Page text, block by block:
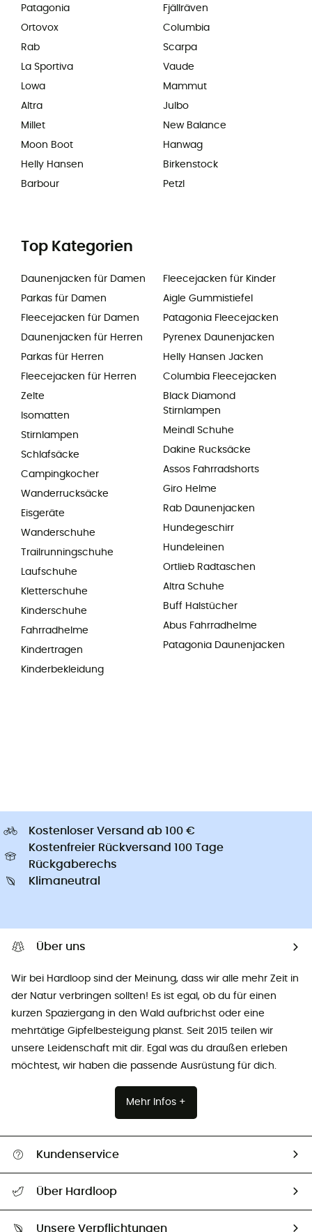
Patagonia
Ortovox
Rab
La Sportiva
Lowa
Altra
Millet
Moon Boot
Helly Hansen
Barbour
Fjällräven
Columbia
Scarpa
Vaude
Mammut
Julbo
New Balance
Hanwag
Birkenstock
Petzl
Top Kategorien
Daunenjacken für Damen
Parkas für Damen
Fleecejacken für Damen
Daunenjacken für Herren
Parkas für Herren
Fleecejacken für Herren
Zelte
Isomatten
Stirnlampen
Schlafsäcke
Campingkocher
Wanderrucksäcke
Eisgeräte
Wanderschuhe
Trailrunningschuhe
Laufschuhe
Kletterschuhe
Kinderschuhe
Fahrradhelme
Kindertragen
Kinderbekleidung
Fleecejacken für Kinder
Aigle Gummistiefel
Patagonia Fleecejacken
Pyrenex Daunenjacken
Helly Hansen Jacken
Columbia Fleecejacken
Black Diamond
Stirnlampen
Meindl Schuhe
Dakine Rucksäcke
Assos Fahrradshorts
Giro Helme
Rab Daunenjacken
Hundegeschirr
Hundeleinen
Ortlieb Radtaschen
Altra Schuhe
Buff Halstücher
Abus Fahrradhelme
Patagonia Daunenjacken
Kostenloser Versand ab 100 €
Kostenfreier Rückversand 100 Tage
Rückgaberechs
Klimaneutral
Über uns
Wir bei Hardloop sind der Meinung, dass wir alle mehr Zeit in
der Natur verbringen sollten! Es ist egal, ob du für einen
kurzen Spaziergang in den Wald aufbrichst oder eine
mehrtätige Gipfelbesteigung planst. Seit 2015 teilen wir
unsere Leidenschaft mit dir. Egal was du draußen erleben
möchtest, wir haben die passende Ausrüstung für dich.
Mehr Infos +
Kundenservice
Größentabelle
Über Hardloop
Unsere Verpflichtungen